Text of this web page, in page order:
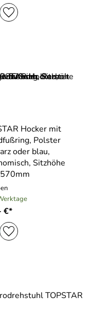
Hocker mit
Polster
oder blau,
Sitzhöhe
€*